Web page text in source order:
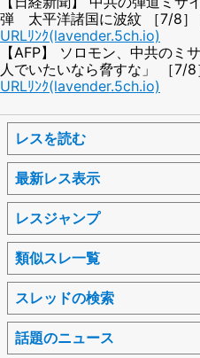
弾 太平洋諸国に波紋 ［7/8
URLﾘﾝｸ(lavender.5ch.io)
【AFP】 ソロモン、中共のミ
人でいたいなら脅すな」 ［7/
URLﾘﾝｸ(lavender.5ch.io)
レスを読む
最新レス表示
レスジャンプ
類似スレ一覧
スレッドの検索
話題のニュース